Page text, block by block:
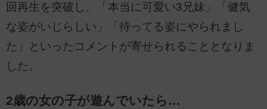
回再生を突破し、「本当に可愛い3兄妹」「健気
な姿がいじらしい」「待ってる姿にやられまし
た」といったコメントが寄せられることとなりま
した。
2歳の女の子が遊んでいたら…